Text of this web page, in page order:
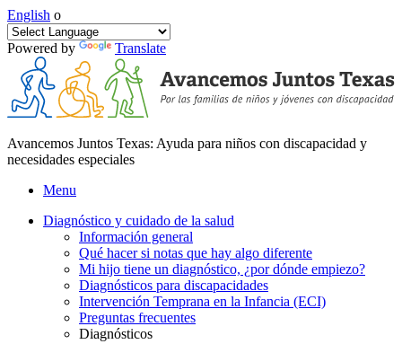
English o
Powered by Translate
Avancemos Juntos Texas: Ayuda para niños con discapacidad y
necesidades especiales
Menu
Diagnóstico y cuidado de la salud
Información general
Qué hacer si notas que hay algo diferente
Mi hijo tiene un diagnóstico, ¿por dónde empiezo?
Diagnósticos para discapacidades
Intervención Temprana en la Infancia (ECI)
Preguntas frecuentes
Diagnósticos